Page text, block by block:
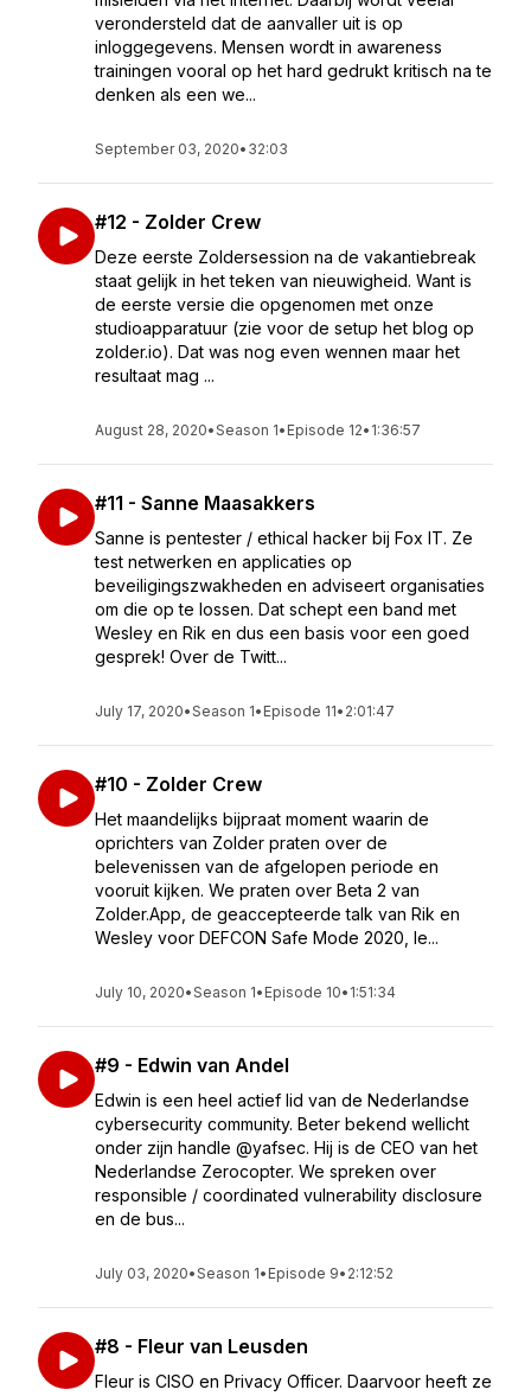
verondersteld dat de aanvaller uit is op
inloggegevens. Mensen wordt in awareness
trainingen vooral op het hard gedrukt kritisch na te
denken als een we...
September 03, 2020• 32:03
#12 - Zolder Crew
Deze eerste Zoldersession na de vakantiebreak
staat gelijk in het teken van nieuwigheid. Want is
de eerste versie die opgenomen met onze
studioapparatuur (zie voor de setup het blog op
zolder.io). Dat was nog even wennen maar het
resultaat mag ...
August 28, 2020•Season 1• Episode 12• 1:36:57
#11 - Sanne Maasakkers
Sanne is pentester / ethical hacker bij Fox IT. Ze
test netwerken en applicaties op
beveiligingszwakheden en adviseert organisaties
om die op te lossen. Dat schept een band met
Wesley en Rik en dus een basis voor een goed
gesprek! Over de Twitt...
July 17, 2020•Season 1• Episode 11• 2:01:47
#10 - Zolder Crew
Het maandelijks bijpraat moment waarin de
oprichters van Zolder praten over de
belevenissen van de afgelopen periode en
vooruit kijken. We praten over Beta 2 van
Zolder.App, de geaccepteerde talk van Rik en
Wesley voor DEFCON Safe Mode 2020, le...
July 10, 2020•Season 1• Episode 10• 1:51:34
#9 - Edwin van Andel
Edwin is een heel actief lid van de Nederlandse
cybersecurity community. Beter bekend wellicht
onder zijn handle @yafsec. Hij is de CEO van het
Nederlandse Zerocopter. We spreken over
responsible / coordinated vulnerability disclosure
en de bus...
July 03, 2020•Season 1• Episode 9• 2:12:52
#8 - Fleur van Leusden
Fleur is CISO en Privacy Officer. Daarvoor heeft ze